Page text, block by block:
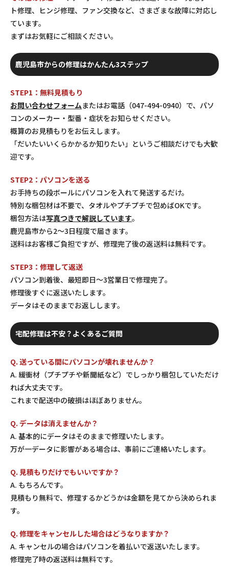
ト修理、ヒンジ修理、ファン交換など、さまざまな故障に対応し
ています。
まずはお気軽にご相談ください。
鹿児島市からの修理はかんたん3ステップ
STEP1：無料見積もり
お問い合わせフォームまたはお電話（047-494-0940）で、パソ
コンのメーカー・型番・症状をお知らせください。
概算のお見積もりをお伝えします。
「だいたいいくらかかるか知りたい」というご相談だけでも大歓
迎です。
STEP2：パソコンを送る
お手持ちの段ボールにパソコンを入れて発送するだけ。
特別な梱包材は不要で、タオルやプチプチで包めばOKです。
梱包方法は写真つきで解説しています。
鹿児島市から2〜3日程度で届きます。
送料はお客様ご負担ですが、修理完了後の返送料は無料です。
STEP3：修理して返送
パソコン到着後、最短即日〜3営業日で修理完了。
修理後すぐに返送いたします。
データはそのままでお返しします。
宅配修理は不安？よくあるご質問
Q. 送っている間にパソコンが壊れませんか？
A. 緩衝材（プチプチや新聞紙など）でしっかり梱包していただけ
れば大丈夫です。
これまで配送中の破損はほぼありません。
Q. データは消えませんか？
A. 基本的にデータはそのままで修理いたします。
万が一データに影響がある場合は、事前にご連絡いたします。
Q. 見積もりだけでもいいですか？
A. もちろんです。
見積もり無料で、修理するかどうかは金額を見てから決められま
す。
Q. 修理をキャンセルした場合はどうなりますか？
A. キャンセルの場合はパソコンを着払いで返送いたします。
修理完了時の返送料は無料です。